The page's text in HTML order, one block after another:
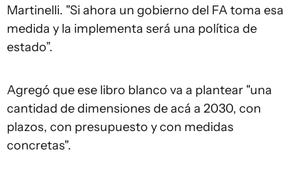
Martinelli. "Si ahora un gobierno del FA toma esa
medida y la implementa será una política de
estado”.
Agregó que ese libro blanco va a plantear "una
cantidad de dimensiones de acá a 2030, con
plazos, con presupuesto y con medidas
concretas".